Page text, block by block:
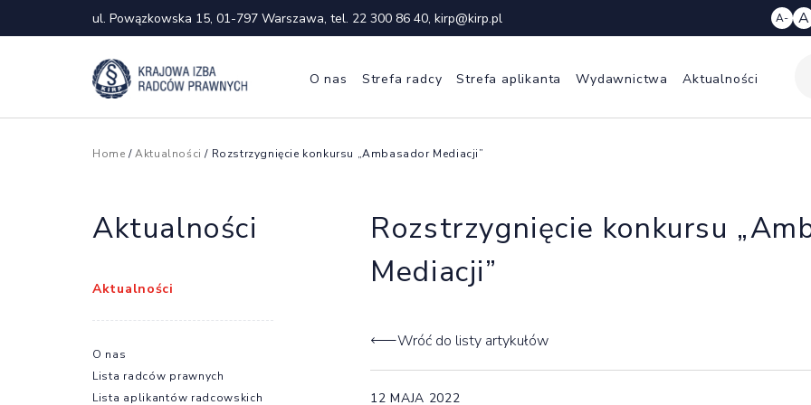
ul. Powązkowska 15, 01-797 Warszawa, tel. 22 300 86 40, kirp@kirp.pl A- A
O nas Strefa radcy Strefa aplikanta Wydawnictwa Aktualności
Home /Aktualności / Rozstrzygnięcie konkursu „Ambasador Mediacji”
Rozstrzygnięcie konkursu
Mediacji”
Wróć do listy artykułów
12 MAJA 2022
Aktualności
Aktualności
O nas
Lista radców prawnych
Lista aplikantów radcowskich